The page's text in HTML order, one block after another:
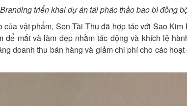
triển khai dự án tái phác thảo bao bì đồng
vật phẩm, Sen Tài Thu đã hợp tác với Sao Kim
để mắt và làm đẹp nhằm tác động và khích lệ
doanh thu bán hàng và giảm chi phí cho các